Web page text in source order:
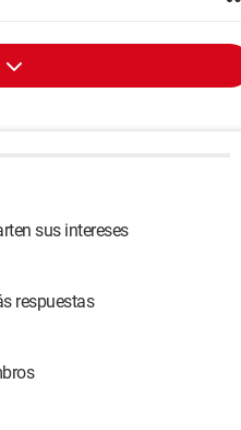
sus intereses
respuestas